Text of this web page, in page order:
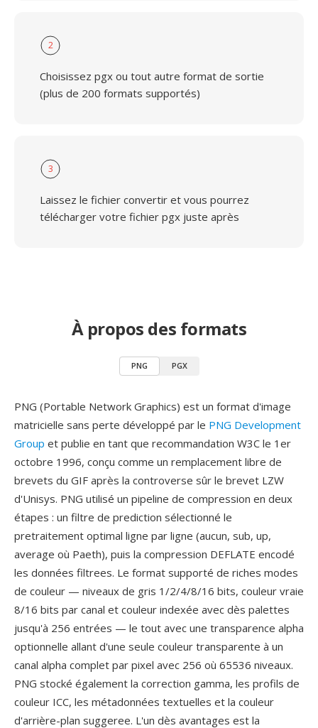
2
Choisissez pgx ou tout autre format de sortie
(plus de 200 formats supportés)
3
Laissez le fichier convertir et vous pourrez
télécharger votre fichier pgx juste après
À propos des formats
PNG PGX
PNG (Portable Network Graphics) est un format d'image
matricielle sans perte développé par le PNG Development
Group et publie en tant que recommandation W3C le 1er
octobre 1996, conçu comme un remplacement libre de
brevets du GIF après la controverse sûr le brevet LZW
d'Unisys. PNG utilisé un pipeline de compression en deux
étapes : un filtre de prediction sélectionné le
pretraitement optimal ligne par ligne (aucun, sub, up,
average où Paeth), puis la compression DEFLATE encodé
les données filtrees. Le format supporté de riches modes
de couleur — niveaux de gris 1/2/4/8/16 bits, couleur vraie
8/16 bits par canal et couleur indexée avec dès palettes
jusqu'à 256 entrées — le tout avec une transparence alpha
optionnelle allant d'une seule couleur transparente à un
canal alpha complet par pixel avec 256 où 65536 niveaux.
PNG stocké également la correction gamma, les profils de
couleur ICC, les métadonnées textuelles et la couleur
d'arrière-plan suggeree. L'un dès avantages est la